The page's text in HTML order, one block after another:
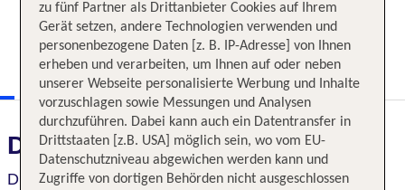
Das erwartet Sie
Diese Reise führt dich ins Land der berühmten
zu fünf Partner als Drittanbieter Cookies auf Ihrem
Gerät setzen, andere Technologien verwenden und
personenbezogene Daten [z. B. IP-Adresse] von Ihnen
erheben und verarbeiten, um Ihnen auf oder neben
unserer Webseite personalisierte Werbung und Inhalte
vorzuschlagen sowie Messungen und Analysen
durchzuführen. Dabei kann auch ein Datentransfer in
Drittstaaten [z.B. USA] möglich sein, wo vom EU-
Datenschutzniveau abgewichen werden kann und
Zugriffe von dortigen Behörden nicht ausgeschlossen